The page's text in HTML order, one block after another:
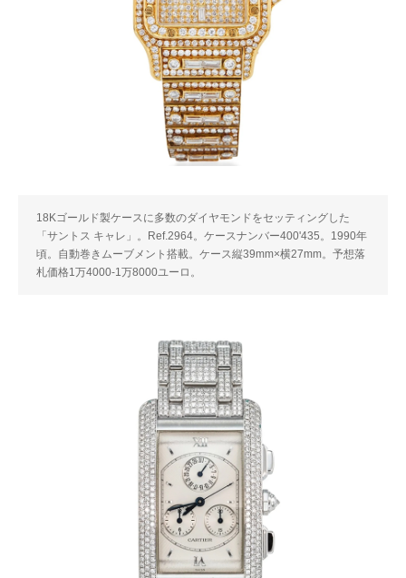
18Kゴールド製ケースに多数のダイヤモンドをセッティングした
「サントス キャレ」。Ref.2964。ケースナンバー400'435。1990年
頃。自動巻きムーブメント搭載。ケース縦39mm×横27mm。予想落
札価格1万4000-1万8000ユーロ。